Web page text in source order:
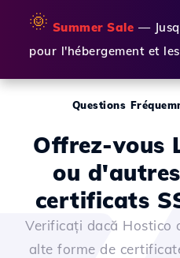
🌞 Summer Sale —
pour l'hébergement et
Questions
Offrez-vous
ou
certificats
Verificați dacă Hostico
alte forme de